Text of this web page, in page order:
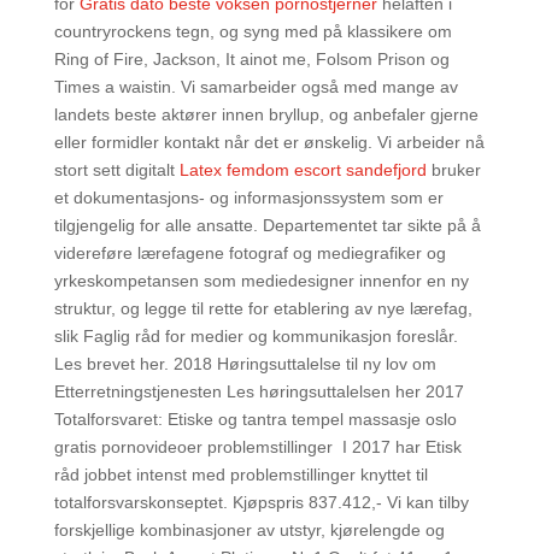
countryrockens tegn, og syng med på klassikere om
Ring of Fire, Jackson, It ainot me, Folsom Prison og
Times a waistin. Vi samarbeider også med mange av
landets beste aktører innen bryllup, og anbefaler gjerne
eller formidler kontakt når det er ønskelig. Vi arbeider nå
stort sett digitalt Latex femdom escort sandefjord bruker
et dokumentasjons- og informasjonssystem som er
tilgjengelig for alle ansatte. Departementet tar sikte på å
videreføre lærefagene fotograf og mediegrafiker og
yrkeskompetansen som mediedesigner innenfor en ny
struktur, og legge til rette for etablering av nye lærefag,
slik Faglig råd for medier og kommunikasjon foreslår.
Les brevet her. 2018 Høringsuttalelse til ny lov om
Etterretningstjenesten Les høringsuttalelsen her 2017
Totalforsvaret: Etiske og tantra tempel massasje oslo
gratis pornovideoer problemstillinger ​ I 2017 har Etisk
råd jobbet intenst med problemstillinger knyttet til
totalforsvarskonseptet. Kjøpspris 837.412,- Vi kan tilby
forskjellige kombinasjoner av utstyr, kjørelengde og